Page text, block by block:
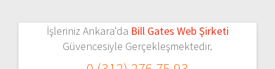
İşleriniz Ankara'da Bill Gates Web Şirketi
Güvencesiyle Gerçekleşmektedir.